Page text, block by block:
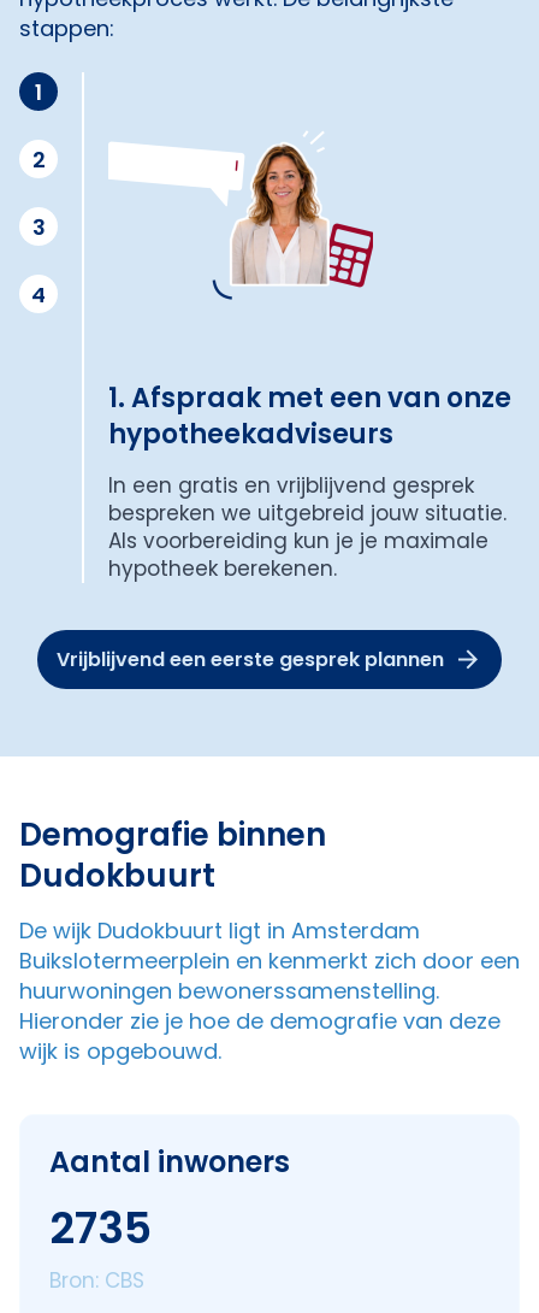
stappen:
1
2
3
4
1. Afspraak met een van onze
hypotheekadviseurs
In een gratis en vrijblijvend gesprek
bespreken we uitgebreid jouw situatie.
Als voorbereiding kun je je maximale
hypotheek berekenen.
Vrijblijvend een eerste gesprek plannen
Demografie binnen
Dudokbuurt
De wijk Dudokbuurt ligt in Amsterdam
Buikslotermeerplein en kenmerkt zich door een
huurwoningen bewonerssamenstelling.
Hieronder zie je hoe de demografie van deze
wijk is opgebouwd.
Aantal inwoners
2735
Bron: CBS